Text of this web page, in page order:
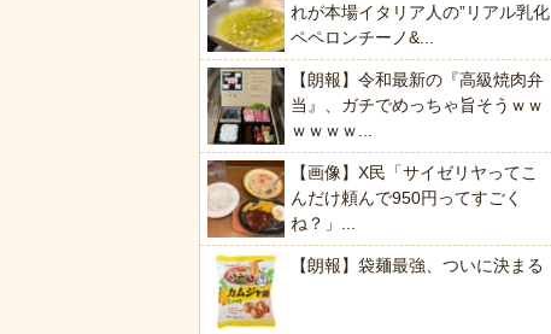
れが本場イタリア人の”リアル乳化
ペペロンチーノ&...
【朗報】令和最新の『高級焼肉弁
当』、ガチでめっちゃ旨そうｗｗ
ｗｗｗｗ...
【画像】X民「サイゼリヤってこ
んだけ頼んで950円ってすごく
ね？」...
【朗報】袋麺最強、ついに決まる